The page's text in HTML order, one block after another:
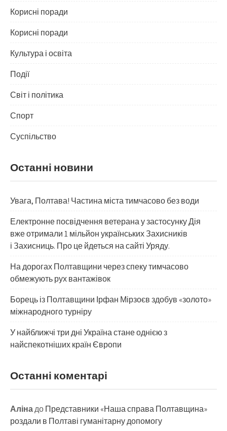
Корисні поради
Корисні поради
Культура і освіта
Події
Світ і політика
Спорт
Суспільство
Останні новини
Увага, Полтава! Частина міста тимчасово без води
Електронне посвідчення ветерана у застосунку Дія
вже отримали 1 мільйон українських Захисників
і Захисниць. Про це йдеться на сайті Уряду.
На дорогах Полтавщини через спеку тимчасово
обмежують рух вантажівок
Борець із Полтавщини Ірфан Мірзоєв здобув «золото»
міжнародного турніру
​У найближчі три дні Україна стане однією з
найспекотніших країн Європи
Останні коментарі
АлінадоПредставники «Наша справа Полтавщина»
роздали в Полтаві гуманітарну допомогу